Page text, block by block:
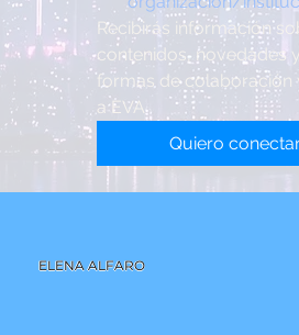
Recibirás información
contenidos, novedades
formas de colaboración
a EVA
Quiero
ELENA ALFARO